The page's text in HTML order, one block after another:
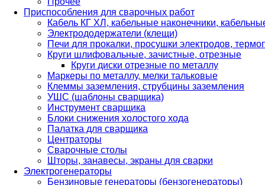
Приспособления для сварочных работ
Кабель КГ ХЛ, кабельные наконечники,
Электрододержатели (клещи)
Печи для прокалки, просушки электродов,
Круги шлифовальные, зачистные, отрезные
Круги диски отрезные по металлу
Маркеры по металлу, мелки тальковые
Клеммы заземления, струбцины заземления
УШС (шаблоны сварщика)
Инструмент сварщика
Блоки снижения холостого хода
Палатка для сварщика
Центраторы
Сварочные столы
Шторы, занавесы, экраны для сварки
Электрогенераторы
Бензиновые генераторы (бензогенераторы)